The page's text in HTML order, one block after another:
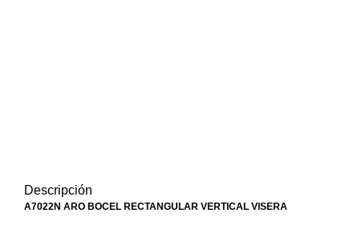
Descripción
A7022N ARO BOCEL RECTANGULAR VERTICAL VISERA